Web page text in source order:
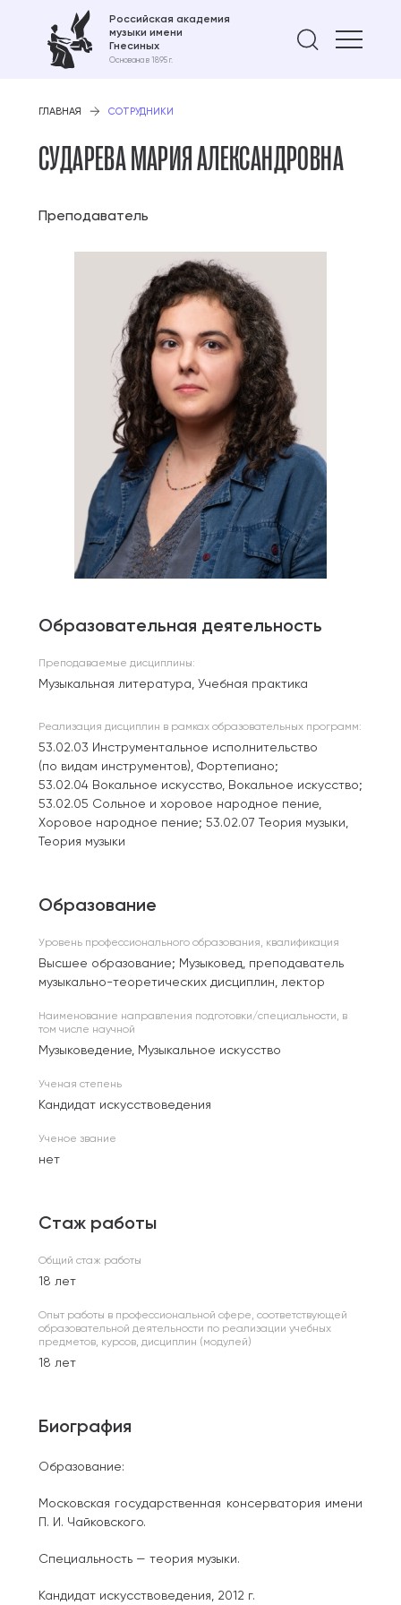
Российская академия
музыки имени
Гнесиных
Основана в 1895 г.
Найти
ГЛАВНАЯ СОТРУДНИКИ
СУДАРЕВА МАРИЯ АЛЕКСАНДРОВНА
Преподаватель
Образовательная деятельность
Преподаваемые дисциплины:
Музыкальная литература, Учебная практика
Реализация дисциплин в рамках образовательных программ:
53.02.03 Инструментальное исполнительство
(по видам инструментов), Фортепиано;
53.02.04 Вокальное искусство, Вокальное искусство;
53.02.05 Сольное и хоровое народное пение,
Хоровое народное пение; 53.02.07 Теория музыки,
Теория музыки
Образование
Уровень профессионального образования, квалификация
Высшее образование; Музыковед, преподаватель
музыкально-теоретических дисциплин, лектор
Наименование направления подготовки/специальности, в
том числе научной
Музыковедение, Музыкальное искусство
Ученая степень
Кандидат искусствоведения
Ученое звание
нет
Стаж работы
Общий стаж работы
18 лет
Опыт работы в профессиональной сфере, соответствующей
образовательной деятельности по реализации учебных
предметов, курсов, дисциплин (модулей)
18 лет
Биография
Образование:
Московская государственная консерватория имени
П. И. Чайковского.
Специальность — теория музыки.
Кандидат искусствоведения, 2012 г.